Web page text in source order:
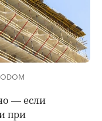
— если
при